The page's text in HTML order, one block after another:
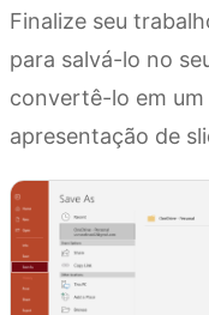
Finalize seu
para salvá-lo no
convertê-lo em
apresentação de